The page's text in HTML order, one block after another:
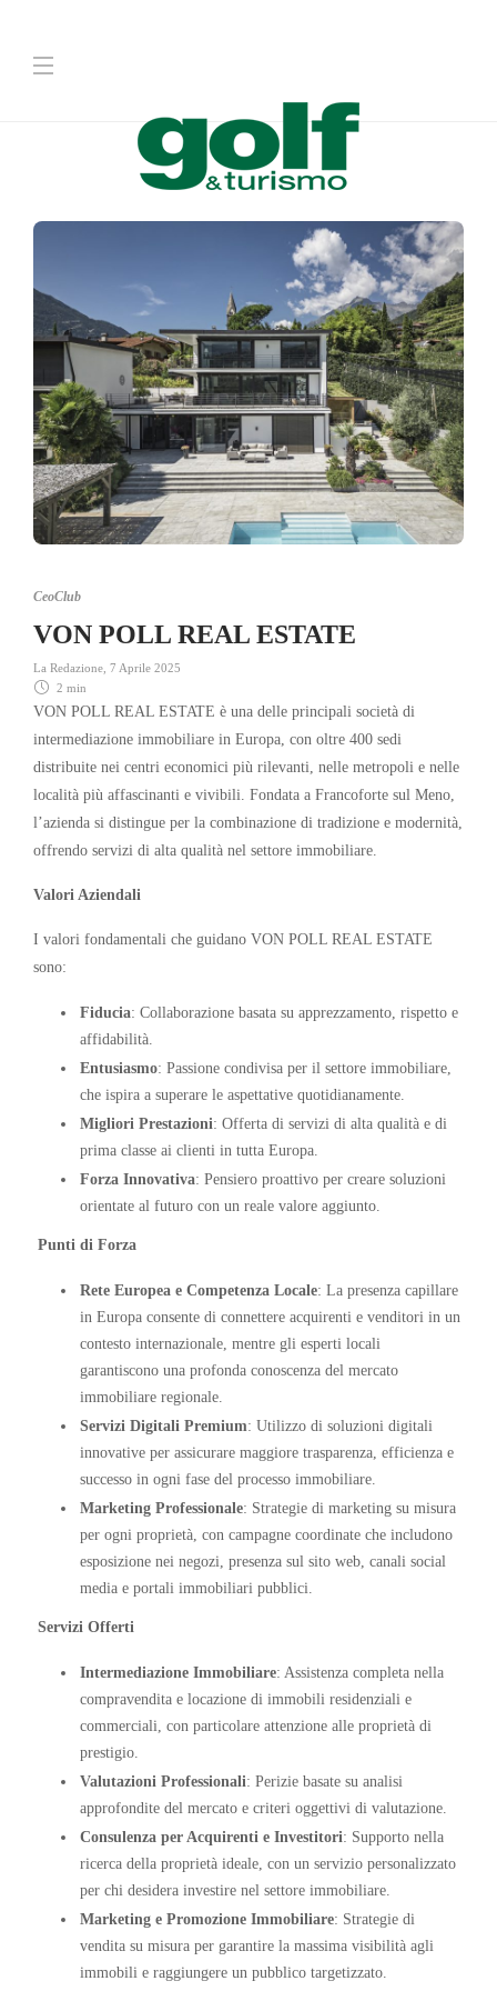
CeoClub
VON POLL REAL ESTATE
La Redazione 7 Aprile 2025
2 min
VON POLL REAL ESTATE è una delle principali società di
intermediazione immobiliare in Europa, con oltre 400 sedi
distribuite nei centri economici più rilevanti, nelle metropoli e nelle
località più affascinanti e vivibili. Fondata a Francoforte sul Meno,
l’azienda si distingue per la combinazione di tradizione e modernità,
offrendo servizi di alta qualità nel settore immobiliare.
Valori Aziendali
I valori fondamentali che guidano VON POLL REAL ESTATE
sono:
Fiducia: Collaborazione basata su apprezzamento, rispetto e
affidabilità.
Entusiasmo: Passione condivisa per il settore immobiliare,
che ispira a superare le aspettative quotidianamente.
Migliori Prestazioni: Offerta di servizi di alta qualità e di
prima classe ai clienti in tutta Europa.
Forza Innovativa: Pensiero proattivo per creare soluzioni
orientate al futuro con un reale valore aggiunto.
Punti di Forza
Rete Europea e Competenza Locale: La presenza capillare
in Europa consente di connettere acquirenti e venditori in un
contesto internazionale, mentre gli esperti locali
garantiscono una profonda conoscenza del mercato
immobiliare regionale.
Servizi Digitali Premium: Utilizzo di soluzioni digitali
innovative per assicurare maggiore trasparenza, efficienza e
successo in ogni fase del processo immobiliare.
Marketing Professionale: Strategie di marketing su misura
per ogni proprietà, con campagne coordinate che includono
esposizione nei negozi, presenza sul sito web, canali social
media e portali immobiliari pubblici.
Servizi Offerti
Intermediazione Immobiliare: Assistenza completa nella
compravendita e locazione di immobili residenziali e
commerciali, con particolare attenzione alle proprietà di
prestigio.
Valutazioni Professionali: Perizie basate su analisi
approfondite del mercato e criteri oggettivi di valutazione.
Consulenza per Acquirenti e Investitori: Supporto nella
ricerca della proprietà ideale, con un servizio personalizzato
per chi desidera investire nel settore immobiliare.
Marketing e Promozione Immobiliare: Strategie di
vendita su misura per garantire la massima visibilità agli
immobili e raggiungere un pubblico targetizzato.